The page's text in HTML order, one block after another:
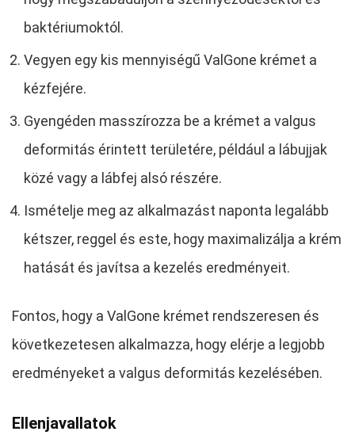
baktériumoktól.
Vegyen egy kis mennyiségű ValGone krémet a
kézfejére.
Gyengéden masszírozza be a krémet a valgus
deformitás érintett területére, például a lábujjak
közé vagy a lábfej alsó részére.
Ismételje meg az alkalmazást naponta legalább
kétszer, reggel és este, hogy maximalizálja a krém
hatását és javítsa a kezelés eredményeit.
Fontos, hogy a ValGone krémet rendszeresen és
következetesen alkalmazza, hogy elérje a legjobb
eredményeket a valgus deformitás kezelésében.
Ellenjavallatok